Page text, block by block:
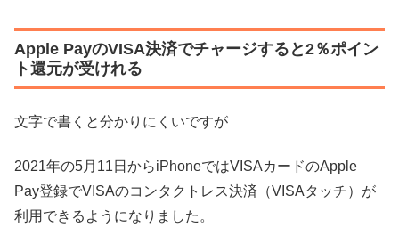
Apple PayのVISA決済でチャージすると2％ポイン
ト還元が受けれる
文字で書くと分かりにくいですが
2021年の5月11日からiPhoneではVISAカードのApple
Pay登録でVISAのコンタクトレス決済（VISAタッチ）が
利用できるようになりました。